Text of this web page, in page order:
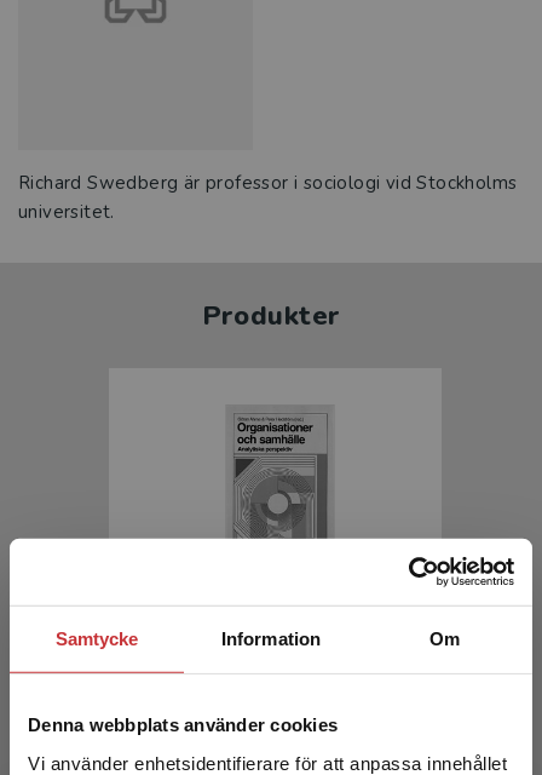
Samtycke Information Om
Denna webbplats använder cookies
Vi använder enhetsidentifierare för att anpassa innehållet
Richard Swedberg är professor i sociologi vid Stockholms
universitet.
Produkter
Organisationer och samhälle
Ahrne, G - Hedström, P (red.)
Exkl. moms: 306 kr